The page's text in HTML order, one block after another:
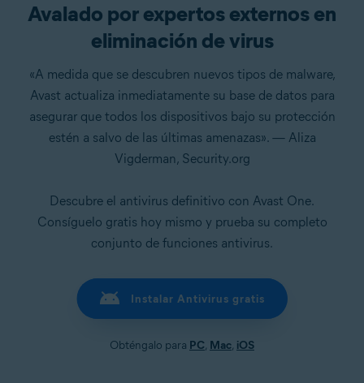
Avalado por expertos externos en
eliminación de virus
«A medida que se descubren nuevos tipos de malware,
Avast actualiza inmediatamente su base de datos para
asegurar que todos los dispositivos bajo su protección
estén a salvo de las últimas amenazas». — Aliza
Vigderman, Security.org
Descubre el antivirus definitivo con Avast One.
Consíguelo gratis hoy mismo y prueba su completo
conjunto de funciones antivirus.
Instalar Antivirus gratis
Obténgalo para PC, Mac, iOS